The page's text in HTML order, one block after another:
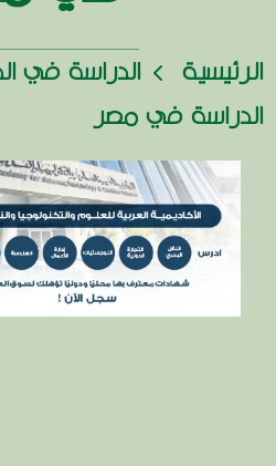
الرئيسية
الدراسة في
الدراسة في مصر